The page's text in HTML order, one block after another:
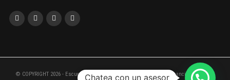
© COPYRIGHT 2026 - Escuela de Empresas de la Universidad San Francisco de Quito
Chatea con un asesor